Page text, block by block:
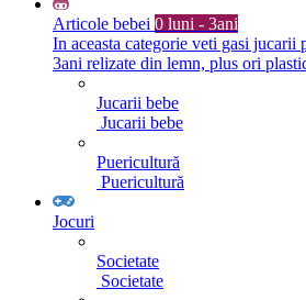
Articole bebei 0 luni - 3ani
In aceasta categorie veti gasi jucarii
3ani relizate din lemn, plus ori
Jucarii bebe
Jucarii bebe
Puericultură
Puericultură
Jocuri
Societate
Societate